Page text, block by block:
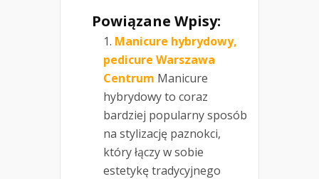
Powiązane Wpisy:
Manicure hybrydowy,
pedicure Warszawa
Centrum Manicure
hybrydowy to coraz
bardziej popularny sposób
na stylizację paznokci,
który łączy w sobie
estetykę tradycyjnego